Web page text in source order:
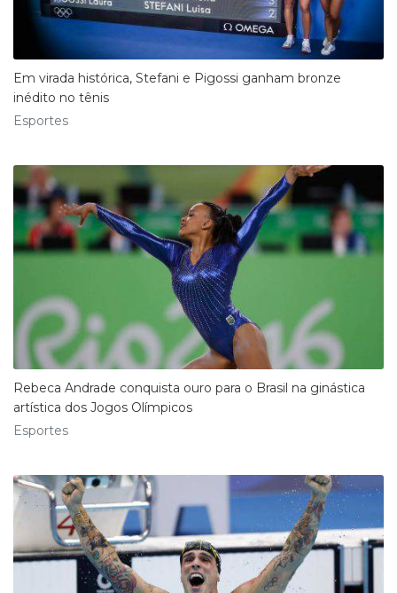
Em virada histórica, Stefani e Pigossi ganham bronze
inédito no tênis
Esportes
Rebeca Andrade conquista ouro para o Brasil na ginástica
artística dos Jogos Olímpicos
Esportes